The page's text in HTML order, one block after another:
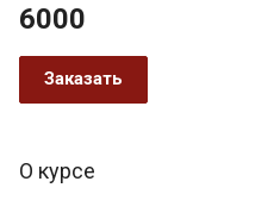
6000
Заказать
О курсе